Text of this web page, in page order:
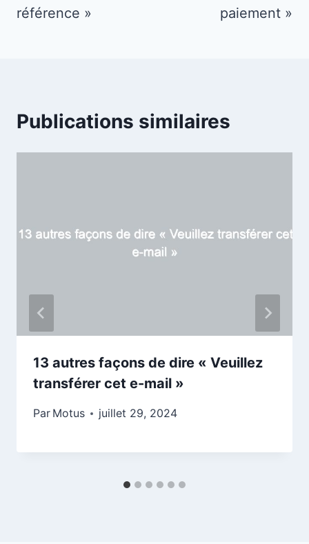
référence »
paiement »
Publications similaires
13 autres façons de dire « Veuillez
transférer cet e-mail »
Par Motus juillet 29, 2024